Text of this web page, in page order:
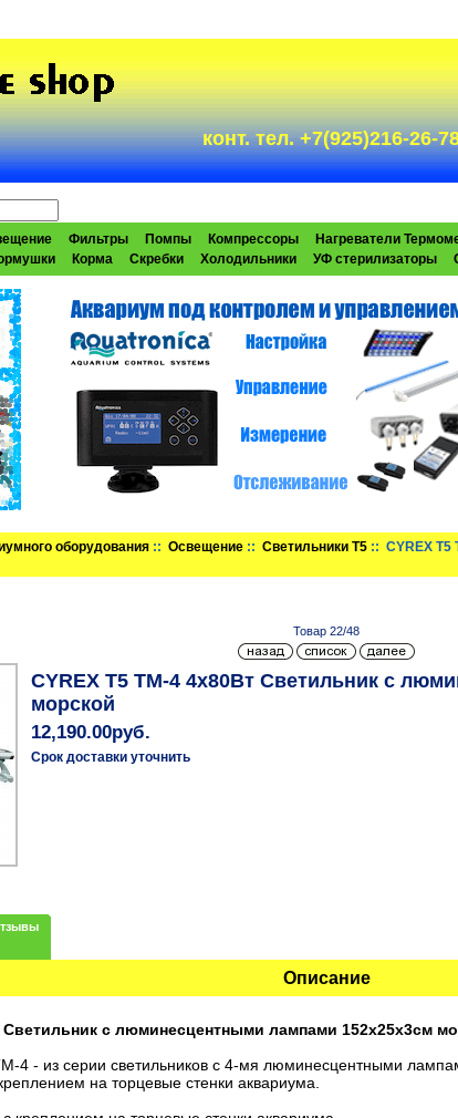
конт. тел. +7(925)216-26-
Фильтры Помпы Компрессоры Нагреватели
Корма Скребки Холодильники УФ стерилизаторы
оборудования ::Освещение ::Светильники T5 :: CYREX
Товар 22/48
CYREX T5 TM-4 4х80Вт Светильник с
морской
12,190.00руб.
Срок доставки уточнить
Описание
Светильник с люминесцентными лампами 152х25х3см
4 - из серии светильников с 4-мя люминесцентными
на торцевые стенки аквариума.